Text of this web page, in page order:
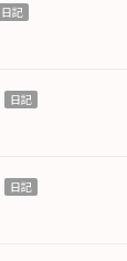
日記
日記
日記